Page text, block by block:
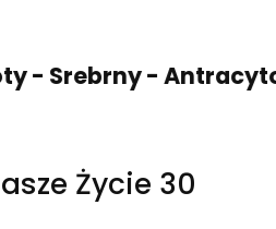
- Antracytowy
Życie 30